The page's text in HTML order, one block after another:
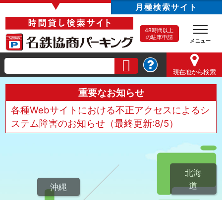
▼ 月極検索サイト
48時間以上
の駐車申請
現在地から検索
重要なお知らせ
各種Webサイトにおける不正アクセスによるシ
ステム障害のお知らせ（最終更新:8/5）
北海
道
沖縄